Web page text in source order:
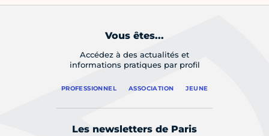
Vous êtes...
Accédez à des actualités et
informations pratiques par profil
PROFESSIONNEL ASSOCIATION JEUNE
Les newsletters de Paris